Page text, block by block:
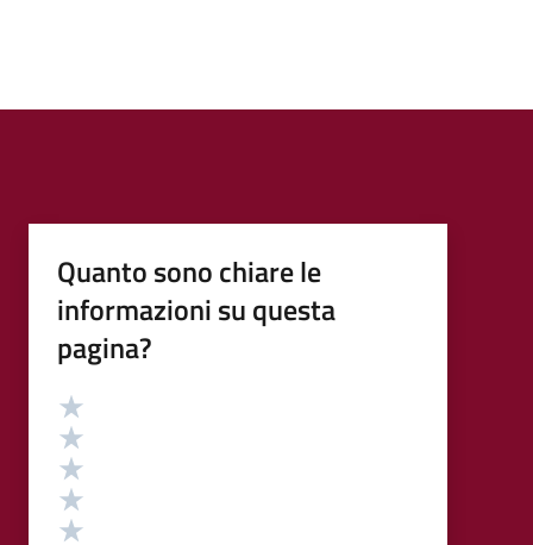
Quanto sono chiare le
informazioni su questa
pagina?
Valutazione